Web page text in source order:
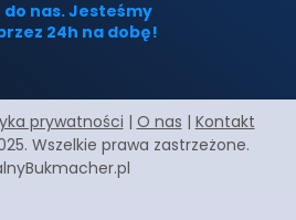
do nas. Jesteśmy
24h na dobę!
prywatności | O nas | Kontakt
Wszelkie prawa zastrzeżone.